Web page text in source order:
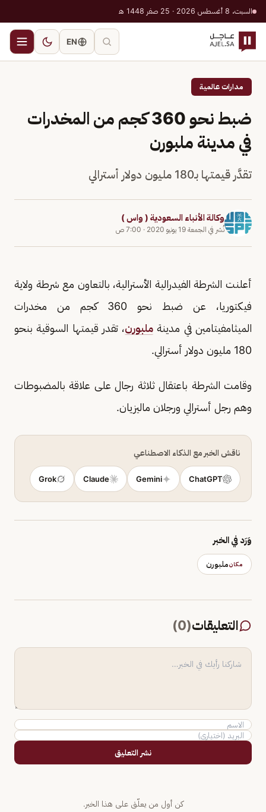
السبت، 8 أغسطس 2026 · 25 صفر 1448 هـ
EN
مدارات عالمية
ضبط نحو 360 كجم من المخدرات
في مدينة ملبورن
تقدَّر قيمتها بـ180 مليون دولار أسترالي
وكالة الأنباء السعودية ( واس )
نُشر في الجمعة 19 يونيو 2020 · 7:00 ص
أعلنت الشرطة الفيدرالية الأسترالية، بالتعاون مع شرطة ولاية
فيكتوريا، عن ضبط نحو 360 كجم من مخدرات
الميثامفيتامين في مدينة ملبورن، تقدر قيمتها السوقية بنحو
180 مليون دولار أسترالي.
وقامت الشرطة باعتقال ثلاثة رجال على علاقة بالمضبوطات
وهم رجل أسترالي ورجلان ماليزيان.
ناقش الخبر مع الذكاء الاصطناعي
ChatGPT
Gemini
Claude
Grok
وَرَد في الخبر
مكانملبورن
التعليقات(
0
)
نشر التعليق
كن أول من يعلّق على هذا الخبر.